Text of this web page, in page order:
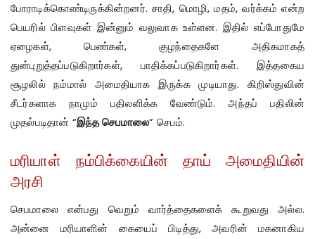
போராடிக்கொண்டிருக்கின்றனர். சாதி, மொழி, மதம், வர்க்கம் என்ற
பெயரில் பிளவுகள் இன்னும் வலுவாக உள்ளன. இதில் எப்போதுமே
ஏழைகள், பெண்கள், குழந்தைகளே அதிகமாகத்
துன்புறுத்தப்படுகிறார்கள், பாதிக்கப்படுகிறார்கள். இத்தகைய
சூழலில் நம்மால் அமைதியாக இருக்க முடியாது. கிறிஸ்துவின்
சீடர்களாக நாமும் பதிலளிக்க வேண்டும். அந்தப் பதிலின்
முதல்படிதான் “இந்த செபமாலை” செபம்.
மரியாள் நம்பிக்கையின் தாய் அமைதியின்
அரசி
செபமாலை என்பது வெறும் வார்த்தைகளைக் கூறுவது அல்ல.
அன்னை மரியாளின் கையைப் பிடித்து, அவரின் மகனாகிய